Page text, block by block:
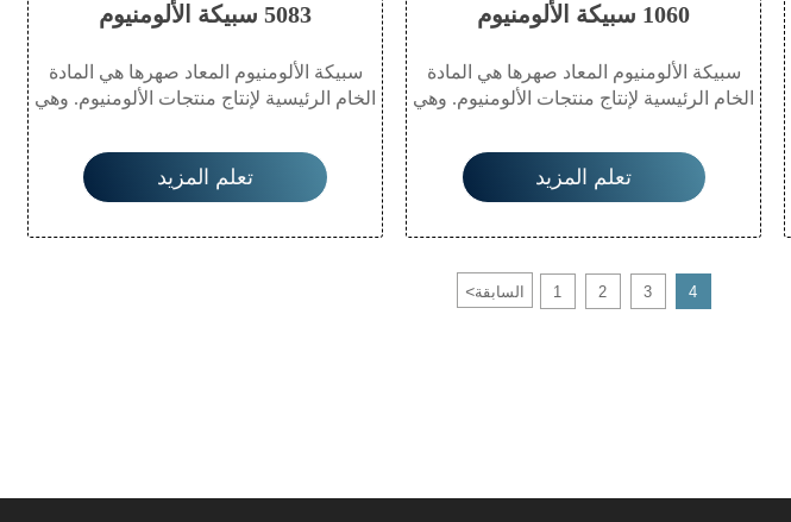
5083 سبيكة الألومنيوم
سبيكة الألومنيوم المعاد صهرها هي المادة
الخام الرئيسية لإنتاج منتجات الألومنيوم. وهي
وكهربائي، وخفيفة الوزن، ومقاومة للتآكل،
وقابلة للطرق وإعادة التدوير، مما يتيح
استخدامها على نطاق واسع في العديد من
تعلم المزيد
1060 سبيكة الألومنيوم
سبيكة الألومنيوم المعاد صهرها هي المادة
الخام الرئيسية لإنتاج منتجات الألومنيوم. وهي
وكهربائي، وخفيفة الوزن، ومقاومة للتآكل،
وقابلة للطرق وإعادة التدوير، مما يتيح
استخدامها على نطاق واسع في العديد من
تعلم المزيد
<السابقة 1 2 3 4